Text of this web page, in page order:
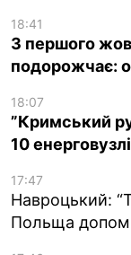
18:41
З першого
подорожчає:
18:07
”Кримський
10
17:47
Навроцький:
Польща